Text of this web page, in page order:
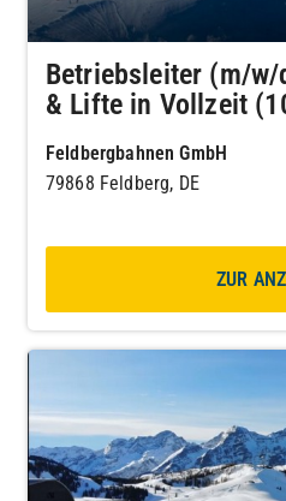
Betriebsleiter (m/w/
& Lifte in Vollzeit
Feldbergbahnen GmbH
79868 Feldberg, DE
ZUR